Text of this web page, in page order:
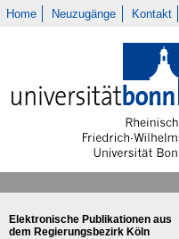
Home Neuzugänge Kontakt
Elektronische Publikationen aus
dem Regierungsbezirk Köln